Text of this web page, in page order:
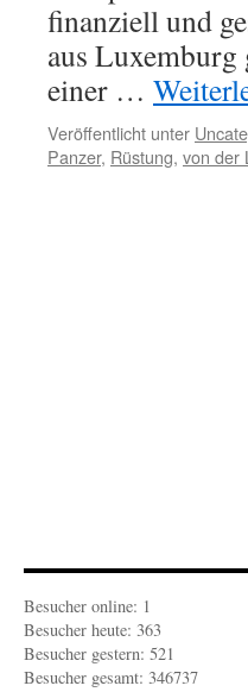
finanziell und
aus
einer …
Veröffentlicht unter
Panzer, Rüstung, von der
Besucher online: 1
Besucher heute: 363
Besucher gestern: 521
Besucher gesamt: 346737